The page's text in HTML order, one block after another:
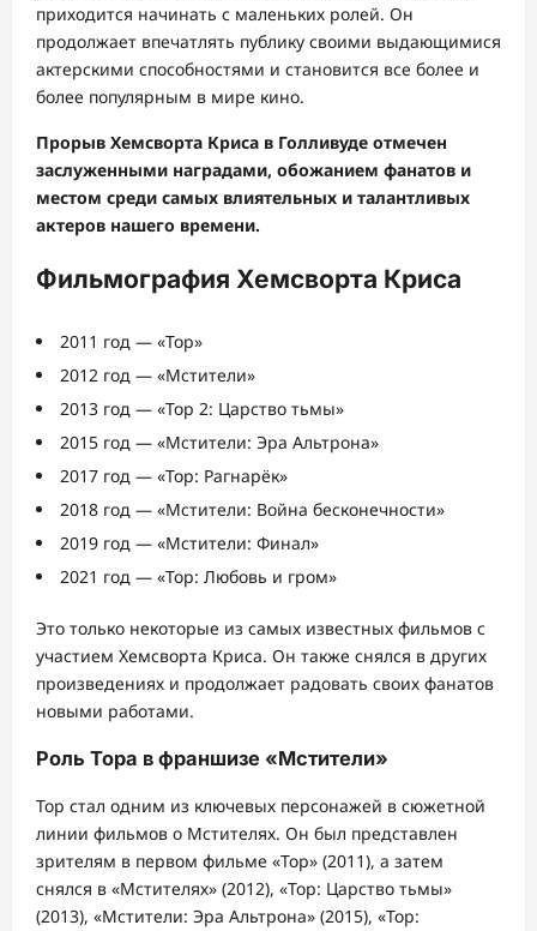
приходится начинать с маленьких ролей. Он
продолжает впечатлять публику своими выдающимися
актерскими способностями и становится все более и
более популярным в мире кино.
Прорыв Хемсворта Криса в Голливуде отмечен
заслуженными наградами, обожанием фанатов и
местом среди самых влиятельных и талантливых
актеров нашего времени.
Фильмография Хемсворта Криса
2011 год — «Тор»
2012 год — «Мстители»
2013 год — «Тор 2: Царство тьмы»
2015 год — «Мстители: Эра Альтрона»
2017 год — «Тор: Рагнарёк»
2018 год — «Мстители: Война бесконечности»
2019 год — «Мстители: Финал»
2021 год — «Тор: Любовь и гром»
Это только некоторые из самых известных фильмов с
участием Хемсворта Криса. Он также снялся в других
произведениях и продолжает радовать своих фанатов
новыми работами.
Роль Тора в франшизе «Мстители»
Тор стал одним из ключевых персонажей в сюжетной
линии фильмов о Мстителях. Он был представлен
зрителям в первом фильме «Тор» (2011), а затем
снялся в «Мстителях» (2012), «Тор: Царство тьмы»
(2013), «Мстители: Эра Альтрона» (2015), «Тор: